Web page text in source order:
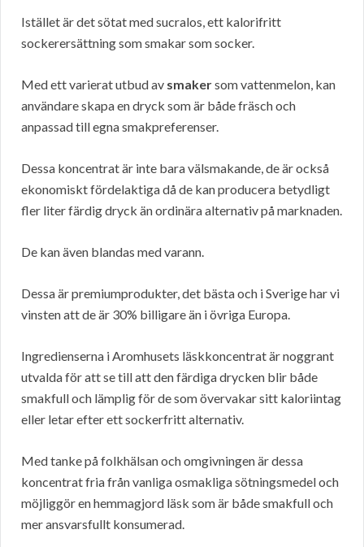
Istället är det sötat med sucralos, ett kalorifritt
sockerersättning som smakar som socker.
Med ett varierat utbud av smakersom vattenmelon, kan
användare skapa en dryck som är både fräsch och
anpassad till egna smakpreferenser.
Dessa koncentrat är inte bara välsmakande, de är också
ekonomiskt fördelaktiga då de kan producera betydligt
fler liter färdig dryck än ordinära alternativ på marknaden.
De kan även blandas med varann.
Dessa är premiumprodukter, det bästa och i Sverige har vi
vinsten att de är 30% billigare än i övriga Europa.
Ingredienserna i Aromhusets läskkoncentrat är noggrant
utvalda för att se till att den färdiga drycken blir både
smakfull och lämplig för de som övervakar sitt kaloriintag
eller letar efter ett sockerfritt alternativ.
Med tanke på folkhälsan och omgivningen är dessa
koncentrat fria från vanliga osmakliga sötningsmedel och
möjliggör en hemmagjord läsk som är både smakfull och
mer ansvarsfullt konsumerad.